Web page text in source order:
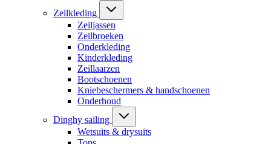
Zeilkleding
Zeiljassen
Zeilbroeken
Onderkleding
Kinderkleding
Zeillaarzen
Bootschoenen
Kniebeschermers & handschoenen
Onderhoud
Dinghy sailing
Wetsuits & drysuits